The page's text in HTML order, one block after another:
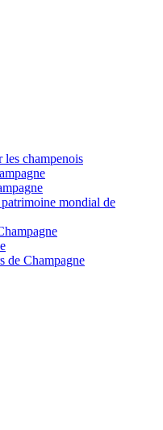
les champenois
mondial de
de Champagne